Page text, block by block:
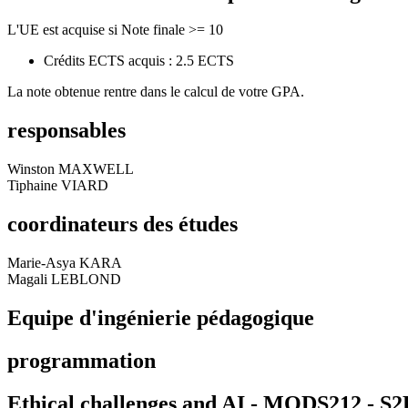
L'UE est acquise si Note finale >= 10
Crédits ECTS acquis : 2.5 ECTS
La note obtenue rentre dans le calcul de votre GPA.
responsables
Winston MAXWELL
Tiphaine VIARD
coordinateurs des études
Marie-Asya KARA
Magali LEBLOND
Equipe d'ingénierie pédagogique
programmation
Ethical challenges and AI - MODS212 -